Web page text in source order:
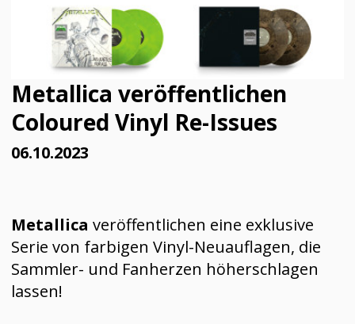
Metallica veröffentlichen
Coloured Vinyl Re-Issues
06.10.2023
Metallica veröffentlichen eine exklusive
Serie von farbigen Vinyl-Neuauflagen, die
Sammler- und Fanherzen höherschlagen
lassen!